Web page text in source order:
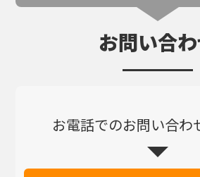
お問い合
お電話でのお問い合わ